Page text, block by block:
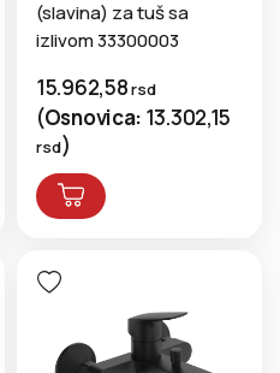
(slavina) za tuš sa
izlivom 33300003
15.962,58rsd
(Osnovica: 13.302,15
rsd)